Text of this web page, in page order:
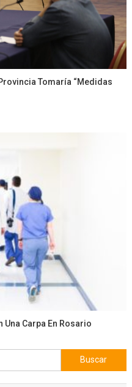
Tomaría “medidas
Carpa En Rosario
Buscar: